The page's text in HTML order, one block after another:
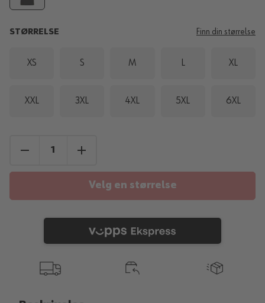
STØRRELSE Finn din størrelse
XS S M L XL
XXL 3XL 4XL 5XL 6XL
Velg en størrelse